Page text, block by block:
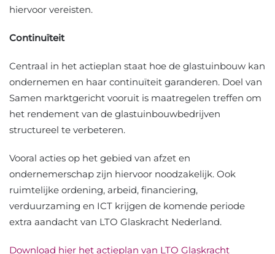
hiervoor vereisten.
Continuïteit
Centraal in het actieplan staat hoe de glastuinbouw kan
ondernemen en haar continuïteit garanderen. Doel van
Samen marktgericht vooruit is maatregelen treffen om
het rendement van de glastuinbouwbedrijven
structureel te verbeteren.
Vooral acties op het gebied van afzet en
ondernemerschap zijn hiervoor noodzakelijk. Ook
ruimtelijke ordening, arbeid, financiering,
verduurzaming en ICT krijgen de komende periode
extra aandacht van LTO Glaskracht Nederland.
Download hier het actieplan van LTO Glaskracht